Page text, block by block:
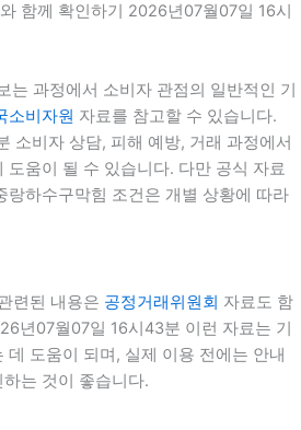
함께 확인하기 2026년07월07일 16시
는 과정에서 소비자 관점의 일반적인 기
소비자원 자료를 참고할 수 있습니다.
소비자 상담, 피해 예방, 거래 과정에서
도움이 될 수 있습니다. 다만 공식 자료
랑하수구막힘 조건은 개별 상황에 따라
련된 내용은 공정거래위원회 자료도 함
년07월07일 16시43분 이런 자료는 기
데 도움이 되며, 실제 이용 전에는 안내
는 것이 좋습니다.